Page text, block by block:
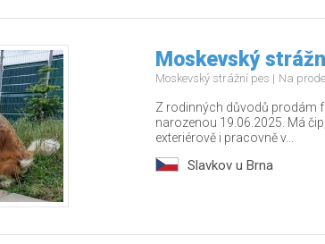
Moskevský
Moskevský strážní pes Na
Z rodinných důvodů prodám
narozenou 19.06.2025. Má
exteriérově i pracovně v...
Slavkov u Brna